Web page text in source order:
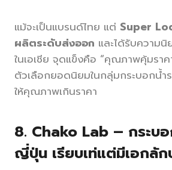
แม้จะเป็นแบรนด์ไทย แต่ Super
ผลิตระดับส่งออก และได้รับความนิ
ในเอเชีย จุดแข็งคือ “คุณภาพคุ้มราค
ตัวเลือกยอดนิยมในกลุ่มกระบอกน้ำ
ให้คุณภาพเกินราคา
8. Chako Lab – กระบ
ญี่ปุ่น เรียบเท่แต่มีเอกลั